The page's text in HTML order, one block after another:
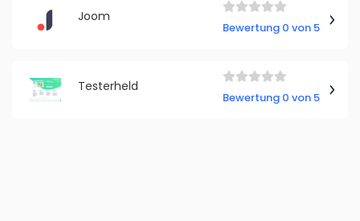
Joom
Bewertung 0 von 5
Testerheld
Bewertung 0 von 5